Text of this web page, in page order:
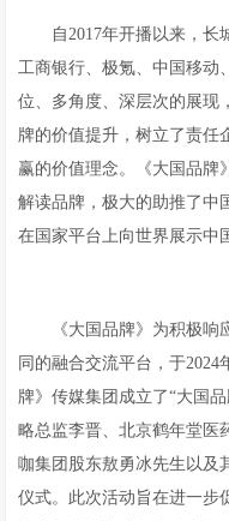
自2017年开播以来，长
工商银行、‌极氪、‌中国移动
位、‌多角度、‌深层次的展现
牌的价值提升，‌树立了责任
赢的价值理念。《大国品牌
解读品牌，极大的助推了中
在国家平台上向世界展示中
《大国品牌》为积极
同的融合交流平台，于
牌》传媒集团成立了“大国
略总监李晋、北京鹤年堂医
咖集团股东敖勇冰先生以及
仪式。此次活动旨在进一步